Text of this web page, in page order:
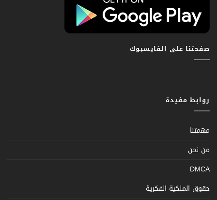
صفحتنا على الفايسبوك
روابط مفيدة
مهمتنا
من نحن
DMCA
حقوق الملكية الفكرية